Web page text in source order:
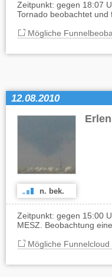
Zeitpunkt: gegen 18:07
Tornado beobachtet und
Mögliche
12.08.2010
n. bek.
Zeitpunkt: gegen 15:00
MESZ. Beobachtung
Mögliche Funnelcloud